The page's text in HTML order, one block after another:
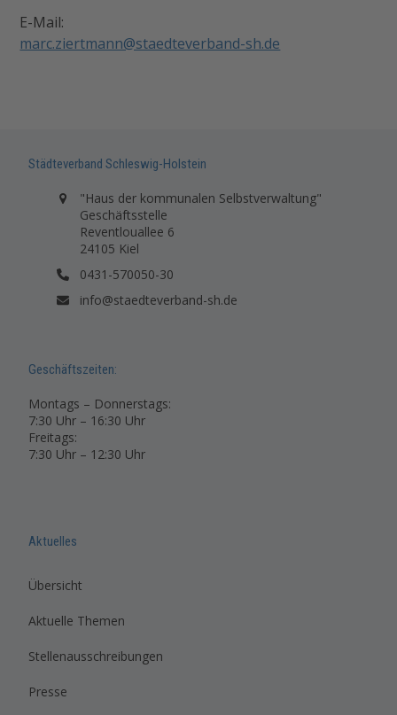
E-Mail:
marc.ziertmann@staedteverband-sh.de
Städteverband Schleswig-Holstein
"Haus der kommunalen Selbstverwaltung"
Geschäftsstelle
Reventlouallee 6
24105 Kiel
0431-570050-30
info@staedteverband-sh.de
Geschäftszeiten:
Montags – Donnerstags:
7:30 Uhr – 16:30 Uhr
Freitags:
7:30 Uhr – 12:30 Uhr
Aktuelles
Übersicht
Aktuelle Themen
Stellenausschreibungen
Presse